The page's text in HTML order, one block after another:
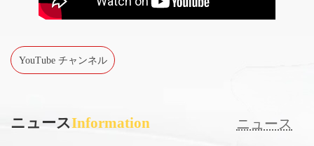
YouTube チャンネル
ニュースInformation ニュース